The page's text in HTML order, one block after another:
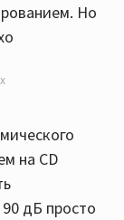
Но
на СD
дБ просто